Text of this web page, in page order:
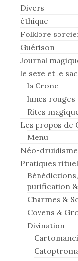
Divers
éthique
Folklore
Guérison
Journal
le sexe et le
la Crone
lunes rouges
Rites
Les propos de
Menu
Néo-druidisme
Pratiques
purification
Charmes &
Covens &
Divination